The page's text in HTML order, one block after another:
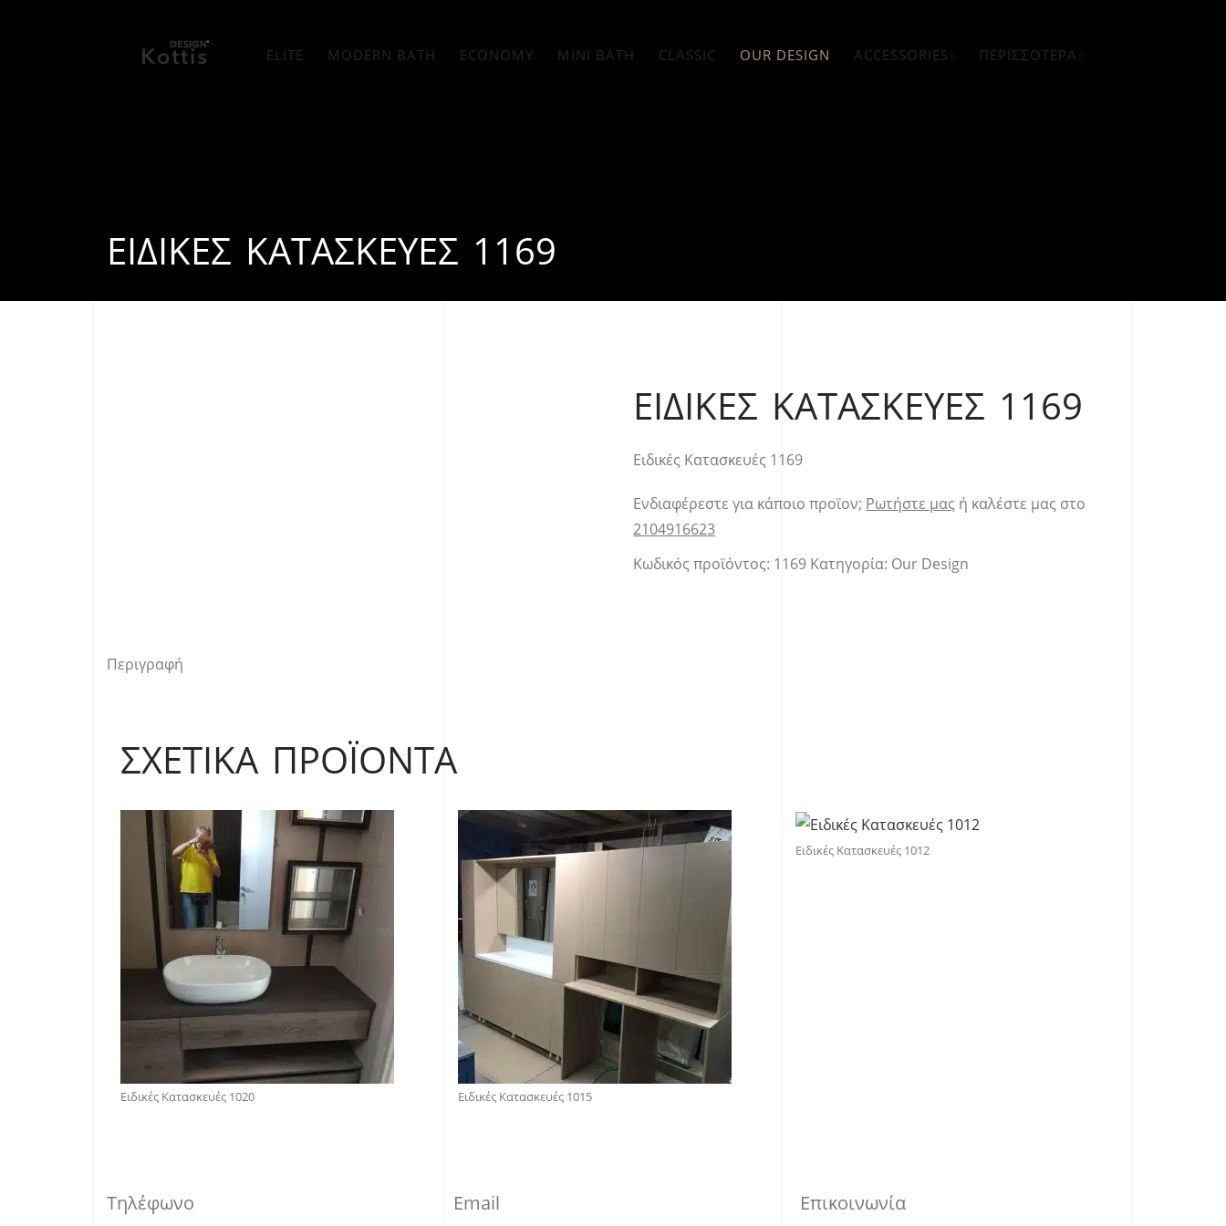
ELITE MODERN BATH ECONOMY MINI BATH CLASSIC OUR DESIGN ACCESSORIES ΠΕΡΙΣΣΌΤΕΡΑ
ΕΙΔΙΚΈΣ ΚΑΤΑΣΚΕΥΈΣ 1169
ΕΙΔΙΚΈΣ ΚΑΤΑΣΚΕΥΈΣ 1169
Ειδικές Κατασκευές 1169
Ενδιαφέρεστε για κάποιο προϊον; Ρωτήστε μας ή καλέστε μας στο
2104916623
Κωδικός προϊόντος: 1169 Κατηγορία: Our Design
Περιγραφή
ΣΧΕΤΙΚΆ ΠΡΟΪΌΝΤΑ
Ειδικές Κατασκευές 1020 Ειδικές Κατασκευές 1015
Ειδικές Κατασκευές 1012
Τηλέφωνο Email Επικοινωνία